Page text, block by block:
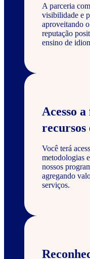
A parceria
visibilidade e
aproveitando
reputação
ensino de
Acesso
recursos
Você terá
metodologias
nossos
agregando
serviços.